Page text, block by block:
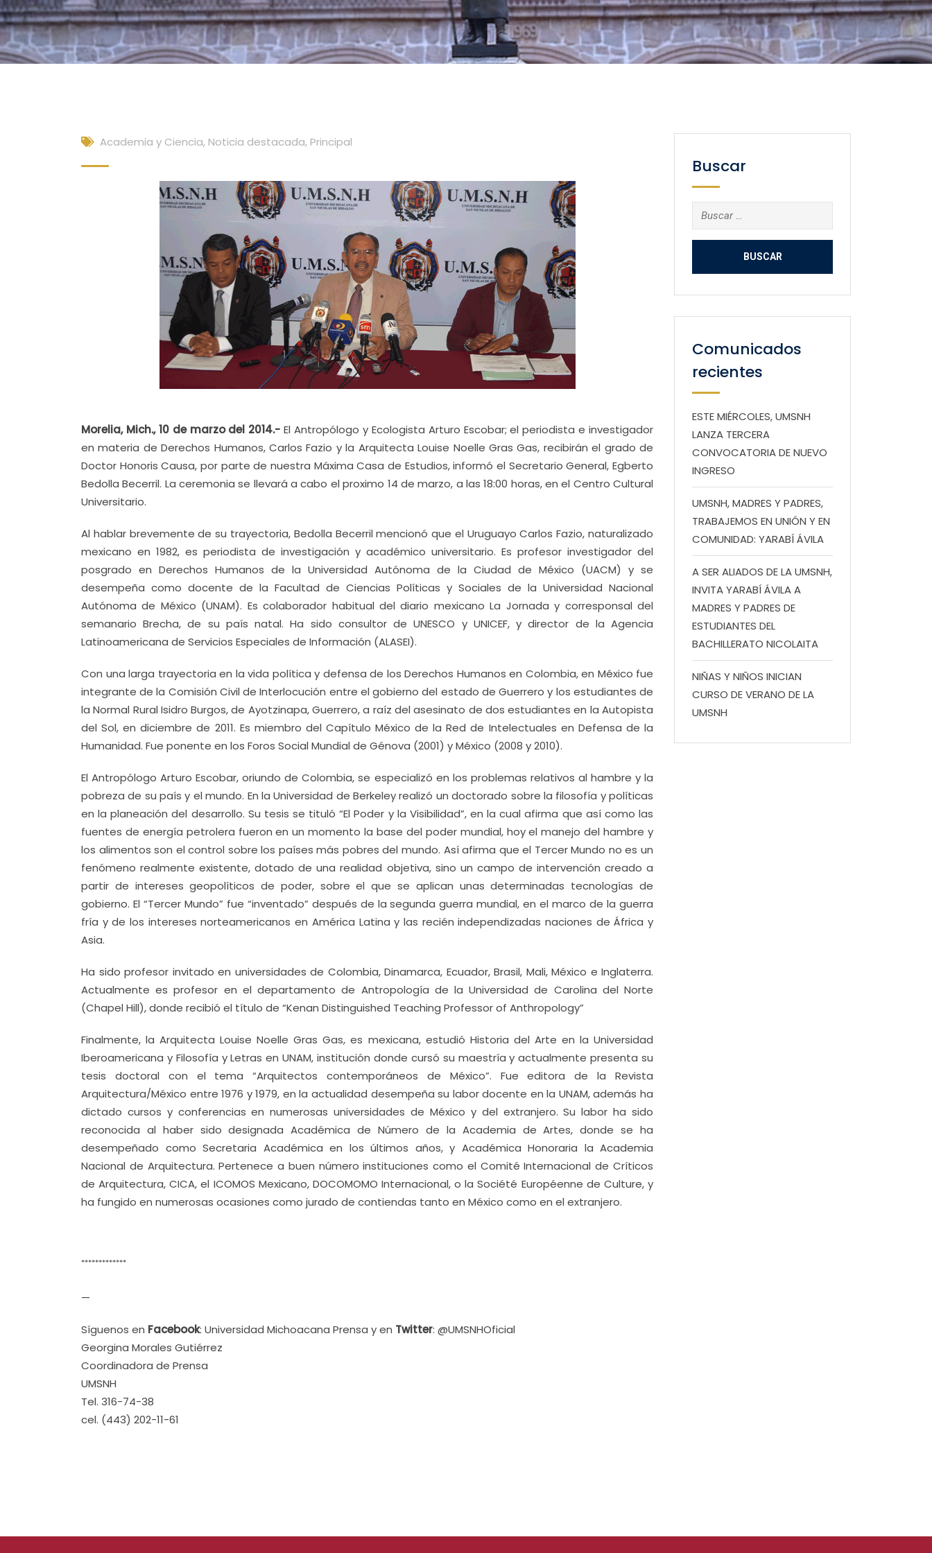
Academia y Ciencia, Noticia destacada, Principal
Morelia, Mich., 10 de marzo del 2014.- El Antropólogo y Ecologista Arturo Escobar; el periodista e investigador
en materia de Derechos Humanos, Carlos Fazio y la Arquitecta Louise Noelle Gras Gas, recibirán el grado de
Doctor Honoris Causa, por parte de nuestra Máxima Casa de Estudios, informó el Secretario General, Egberto
Bedolla Becerril. La ceremonia se llevará a cabo el proximo 14 de marzo, a las 18:00 horas, en el Centro Cultural
Universitario.
Al hablar brevemente de su trayectoria, Bedolla Becerril mencionó que el Uruguayo Carlos Fazio, naturalizado
mexicano en 1982, es periodista de investigación y académico universitario. Es profesor investigador del
posgrado en Derechos Humanos de la Universidad Autónoma de la Ciudad de México (UACM) y se
desempeña como docente de la Facultad de Ciencias Políticas y Sociales de la Universidad Nacional
Autónoma de México (UNAM). Es colaborador habitual del diario mexicano La Jornada y corresponsal del
semanario Brecha, de su país natal. Ha sido consultor de UNESCO y UNICEF, y director de la Agencia
Latinoamericana de Servicios Especiales de Información (ALASEI).
Con una larga trayectoria en la vida política y defensa de los Derechos Humanos en Colombia, en México fue
integrante de la Comisión Civil de Interlocución entre el gobierno del estado de Guerrero y los estudiantes de
la Normal Rural Isidro Burgos, de Ayotzinapa, Guerrero, a raíz del asesinato de dos estudiantes en la Autopista
del Sol, en diciembre de 2011. Es miembro del Capítulo México de la Red de Intelectuales en Defensa de la
Humanidad. Fue ponente en los Foros Social Mundial de Génova (2001) y México (2008 y 2010).
El Antropólogo Arturo Escobar, oriundo de Colombia, se especializó en los problemas relativos al hambre y la
pobreza de su país y el mundo. En la Universidad de Berkeley realizó un doctorado sobre la filosofía y políticas
en la planeación del desarrollo. Su tesis se tituló “El Poder y la Visibilidad”, en la cual afirma que así como las
fuentes de energía petrolera fueron en un momento la base del poder mundial, hoy el manejo del hambre y
los alimentos son el control sobre los países más pobres del mundo. Así afirma que el Tercer Mundo no es un
fenómeno realmente existente, dotado de una realidad objetiva, sino un campo de intervención creado a
partir de intereses geopolíticos de poder, sobre el que se aplican unas determinadas tecnologías de
gobierno. El “Tercer Mundo” fue “inventado” después de la segunda guerra mundial, en el marco de la guerra
fría y de los intereses norteamericanos en América Latina y las recién independizadas naciones de África y
Asia.
Ha sido profesor invitado en universidades de Colombia, Dinamarca, Ecuador, Brasil, Mali, México e Inglaterra.
Actualmente es profesor en el departamento de Antropología de la Universidad de Carolina del Norte
(Chapel Hill), donde recibió el título de “Kenan Distinguished Teaching Professor of Anthropology”
Finalmente, la Arquitecta Louise Noelle Gras Gas, es mexicana, estudió Historia del Arte en la Universidad
Iberoamericana y Filosofía y Letras en UNAM, institución donde cursó su maestría y actualmente presenta su
tesis doctoral con el tema “Arquitectos contemporáneos de México”. Fue editora de la Revista
Arquitectura/México entre 1976 y 1979, en la actualidad desempeña su labor docente en la UNAM, además ha
dictado cursos y conferencias en numerosas universidades de México y del extranjero. Su labor ha sido
reconocida al haber sido designada Académica de Número de la Academia de Artes, donde se ha
desempeñado como Secretaria Académica en los últimos años, y Académica Honoraria la Academia
Nacional de Arquitectura. Pertenece a buen número instituciones como el Comité Internacional de Críticos
de Arquitectura, CICA, el ICOMOS Mexicano, DOCOMOMO Internacional, o la Société Européenne de Culture, y
ha fungido en numerosas ocasiones como jurado de contiendas tanto en México como en el extranjero.
*************
—
Síguenos en Facebook: Universidad Michoacana Prensa y en Twitter: @UMSNHOficial
Georgina Morales Gutiérrez
Coordinadora de Prensa
UMSNH
Tel. 316-74-38
cel. (443) 202-11-61
Buscar
Buscar:
Comunicados
recientes
ESTE MIÉRCOLES, UMSNH
LANZA TERCERA
CONVOCATORIA DE NUEVO
INGRESO
UMSNH, MADRES Y PADRES,
TRABAJEMOS EN UNIÓN Y EN
COMUNIDAD: YARABÍ ÁVILA
A SER ALIADOS DE LA UMSNH,
INVITA YARABÍ ÁVILA A
MADRES Y PADRES DE
ESTUDIANTES DEL
BACHILLERATO NICOLAITA
NIÑAS Y NIÑOS INICIAN
CURSO DE VERANO DE LA
UMSNH